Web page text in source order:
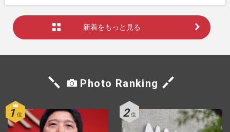
新着をもっと見る
Photo Ranking